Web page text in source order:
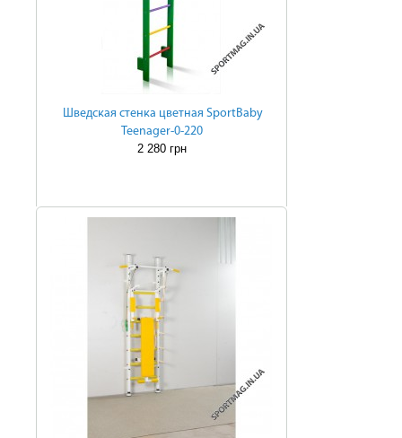
Шведская стенка цветная SportBaby
Teenager-0-220
2 280 грн